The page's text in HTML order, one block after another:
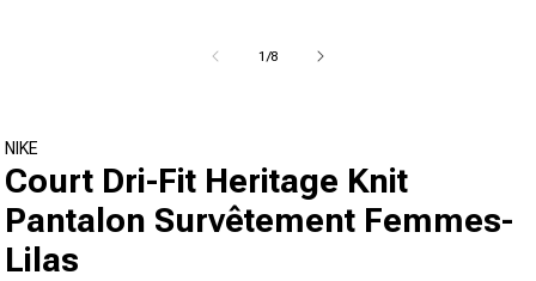
1/de
8
NIKE
Court Dri-Fit Heritage Knit
Pantalon Survêtement Femmes-
Lilas